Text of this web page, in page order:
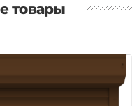
товары